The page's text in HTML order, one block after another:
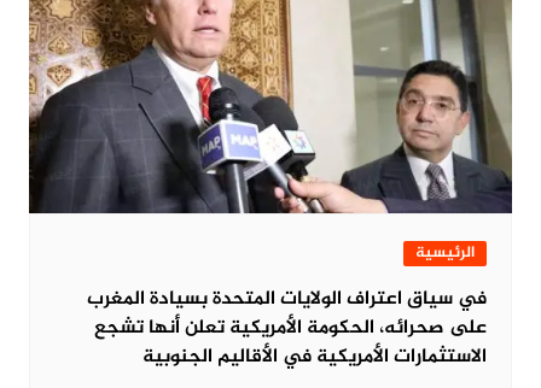
الرئيسية
في سياق اعتراف الولايات المتحدة بسيادة المغرب
على صحرائه، الحكومة الأمريكية تعلن أنها تشجع
الاستثمارات الأمريكية في الأقاليم الجنوبية